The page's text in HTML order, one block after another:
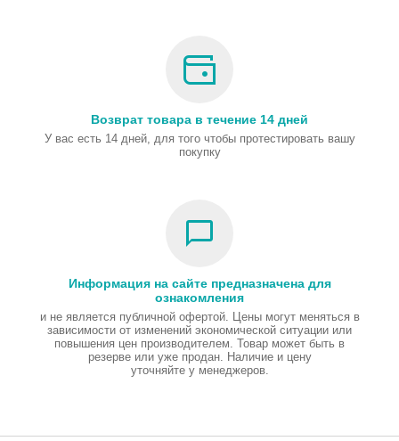
Возврат товара в течение 14 дней
У вас есть 14 дней, для того чтобы протестировать вашу
покупку
Информация на сайте предназначена для
ознакомления
и не является публичной офертой. Цены могут меняться в
зависимости от изменений экономической ситуации или
повышения цен производителем. Товар может быть в
резерве или уже продан. Наличие и цену
уточняйте у менеджеров.